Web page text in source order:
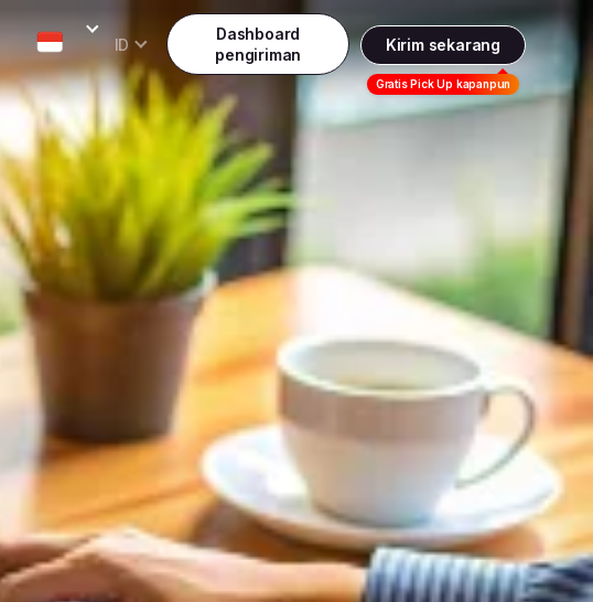
Indonesia
Malaysia
ID
Indonesia
Dashboard
pengiriman
Daftar
Masuk
Kirim sekarang
Gratis Pick Up kapanpun